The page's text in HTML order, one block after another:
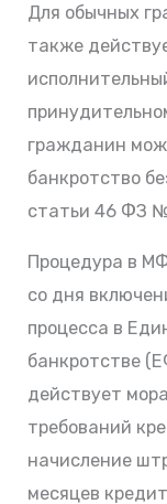
Для обычных
также
гражданин
банкротство
статьи 46 ФЗ
Процедура в
со дня
процесса в
банкротстве
действует
требований
начисление
месяцев